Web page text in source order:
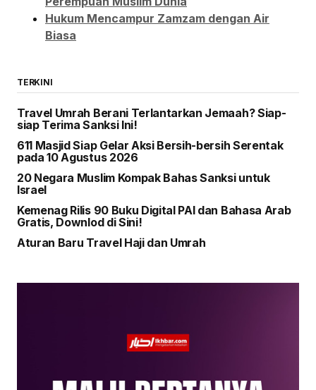
Hukum Mencampur Zamzam dengan Air
Biasa
TERKINI
Travel Umrah Berani Terlantarkan Jemaah? Siap-
siap Terima Sanksi Ini!
611 Masjid Siap Gelar Aksi Bersih-bersih Serentak
pada 10 Agustus 2026
20 Negara Muslim Kompak Bahas Sanksi untuk
Israel
Kemenag Rilis 90 Buku Digital PAI dan Bahasa Arab
Gratis, Downlod di Sini!
Aturan Baru Travel Haji dan Umrah